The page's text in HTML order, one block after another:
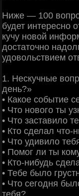
Ниже — 100
будет интересно
кучу новой
достаточно
удовольствием
1. Нескучные
день?»
• Какое событие
• Что нового ты
• Что заставило
• Кто сделал что-
• Что удивило
• Помог ли ты
• Кто-нибудь
• Тебе было
• Что сегодня
тебя?